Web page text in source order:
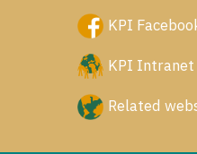
KPI
KPI Intranet
Related